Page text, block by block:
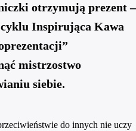
otrzymują prezent –
Inspirująca Kawa
mistrzostwo
siebie.
do innych nie uczy